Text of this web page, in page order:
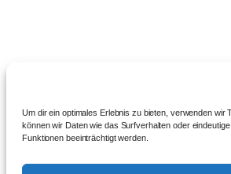
Um dir ein optimales Erlebnis zu bieten, verwenden
können wir Daten wie das Surfverhalten oder
Funktionen beeinträchtigt werden.